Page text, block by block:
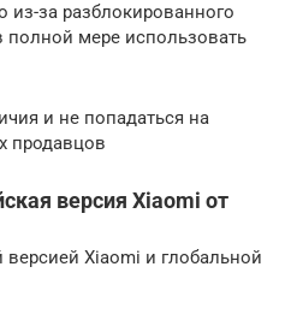
из-за разблокированного
полной мере использовать
и не попадаться на
продавцов
версия Xiaomi от
Xiaomi и глобальной